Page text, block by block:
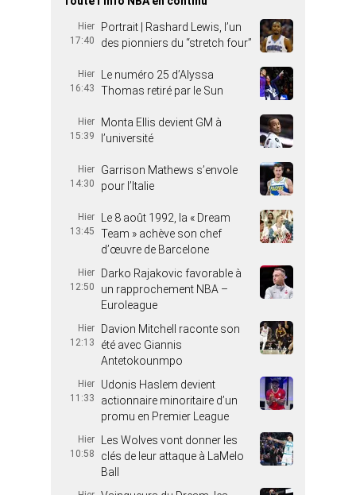
Hier
17:40
Portrait | Rashard Lewis, l’un
des pionniers du “stretch four”
Hier
16:43
Le numéro 25 d’Alyssa
Thomas retiré par le Sun
Hier
15:39
Monta Ellis devient GM à
l’université
Hier
14:30
Garrison Mathews s’envole
pour l’Italie
Hier
13:45
Le 8 août 1992, la « Dream
Team » achève son chef
d’œuvre de Barcelone
Hier
12:50
Darko Rajakovic favorable à
un rapprochement NBA –
Euroleague
Hier
12:13
Davion Mitchell raconte son
été avec Giannis
Antetokounmpo
Hier
11:33
Udonis Haslem devient
actionnaire minoritaire d’un
promu en Premier League
Hier
10:58
Les Wolves vont donner les
clés de leur attaque à LaMelo
Ball